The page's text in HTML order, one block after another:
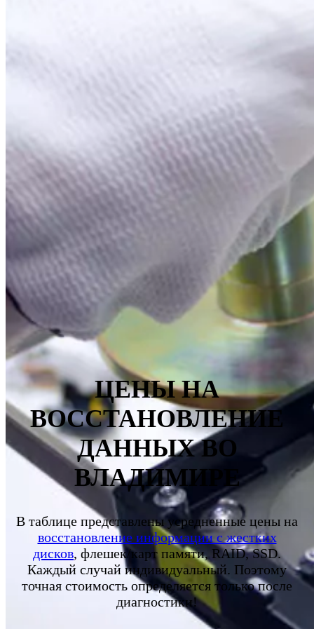
ЦЕНЫ НА
ВОССТАНОВЛЕНИЕ
ДАННЫХ ВО
ВЛАДИМИРЕ
В таблице представлены усредненные цены на
восстановление информации с жестких
дисков, флешек/карт памяти, RAID, SSD.
Каждый случай индивидуальный. Поэтому
точная стоимость определяется только после
диагностики!